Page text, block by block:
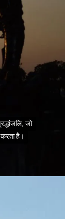
जो
है।
जो
है।